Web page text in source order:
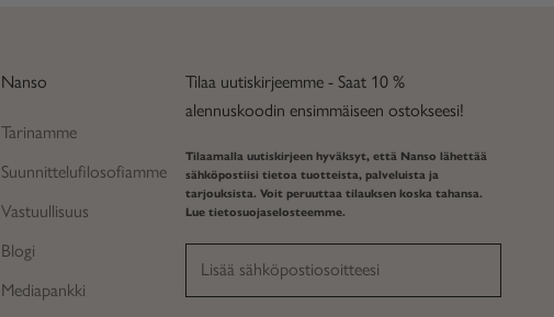
Nanso
Tarinamme
Suunnittelufilosofiamme
Vastuullisuus
Blogi
Mediapankki
Tilaa uutiskirjeemme - Saat 10 %
alennuskoodin ensimmäiseen ostokseesi!
Tilaamalla uutiskirjeen hyväksyt, että Nanso lähettää
sähköpostiisi tietoa tuotteista, palveluista ja
tarjouksista. Voit peruuttaa tilauksen koska tahansa.
Lue tietosuojaselosteemme.